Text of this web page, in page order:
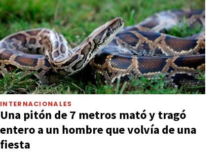
INTERNACIONALES
Una pitón de 7 metros mató y tragó
entero a un hombre que volvía de una
fiesta